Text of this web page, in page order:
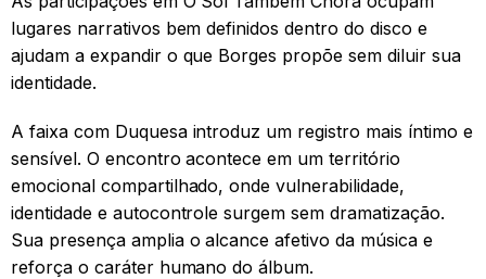
lugares narrativos bem definidos dentro do disco e
ajudam a expandir o que Borges propõe sem diluir sua
identidade.
A faixa com Duquesa introduz um registro mais íntimo e
sensível. O encontro acontece em um território
emocional compartilhado, onde vulnerabilidade,
identidade e autocontrole surgem sem dramatização.
Sua presença amplia o alcance afetivo da música e
reforça o caráter humano do álbum.